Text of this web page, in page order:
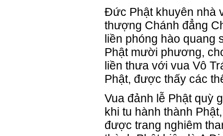
Đức Phật khuyên nhà
thượng Chánh đẳng
liền phóng hào
Phật mười phương,
liền thưa với vua Vô
Phật, được thấy các
Vua đảnh lễ Phật quỳ
khi tu hành thành
được trang nghiêm